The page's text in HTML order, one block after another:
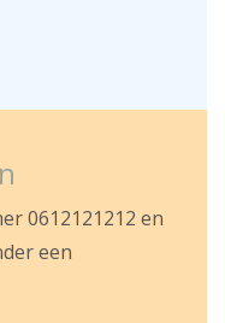
0612121212 en
een